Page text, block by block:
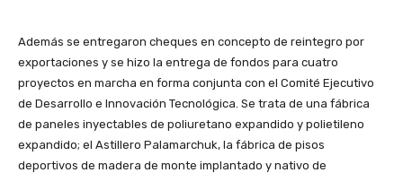
Además se entregaron cheques en concepto de reintegro por
exportaciones y se hizo la entrega de fondos para cuatro
proyectos en marcha en forma conjunta con el Comité Ejecutivo
de Desarrollo e Innovación Tecnológica. Se trata de una fábrica
de paneles inyectables de poliuretano expandido y polietileno
expandido; el Astillero Palamarchuk, la fábrica de pisos
deportivos de madera de monte implantado y nativo de